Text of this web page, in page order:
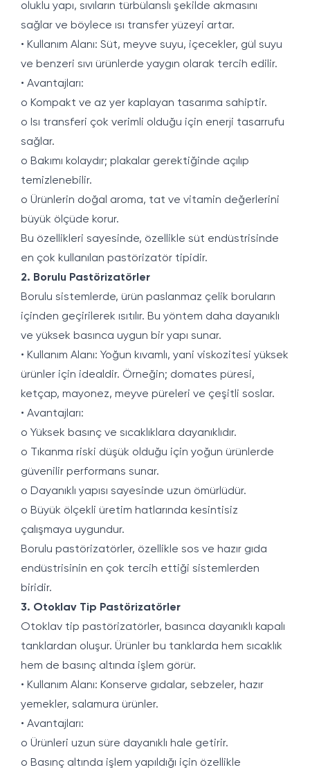
oluklu yapı, sıvıların türbülanslı şekilde akmasını
sağlar ve böylece ısı transfer yüzeyi artar.
• Kullanım Alanı: Süt, meyve suyu, içecekler, gül suyu
ve benzeri sıvı ürünlerde yaygın olarak tercih edilir.
• Avantajları:
o Kompakt ve az yer kaplayan tasarıma sahiptir.
o Isı transferi çok verimli olduğu için enerji tasarrufu
sağlar.
o Bakımı kolaydır; plakalar gerektiğinde açılıp
temizlenebilir.
o Ürünlerin doğal aroma, tat ve vitamin değerlerini
büyük ölçüde korur.
Bu özellikleri sayesinde, özellikle süt endüstrisinde
en çok kullanılan pastörizatör tipidir.
2. Borulu Pastörizatörler
Borulu sistemlerde, ürün paslanmaz çelik boruların
içinden geçirilerek ısıtılır. Bu yöntem daha dayanıklı
ve yüksek basınca uygun bir yapı sunar.
• Kullanım Alanı: Yoğun kıvamlı, yani viskozitesi yüksek
ürünler için idealdir. Örneğin; domates püresi,
ketçap, mayonez, meyve püreleri ve çeşitli soslar.
• Avantajları:
o Yüksek basınç ve sıcaklıklara dayanıklıdır.
o Tıkanma riski düşük olduğu için yoğun ürünlerde
güvenilir performans sunar.
o Dayanıklı yapısı sayesinde uzun ömürlüdür.
o Büyük ölçekli üretim hatlarında kesintisiz
çalışmaya uygundur.
Borulu pastörizatörler, özellikle sos ve hazır gıda
endüstrisinin en çok tercih ettiği sistemlerden
biridir.
3. Otoklav Tip Pastörizatörler
Otoklav tip pastörizatörler, basınca dayanıklı kapalı
tanklardan oluşur. Ürünler bu tanklarda hem sıcaklık
hem de basınç altında işlem görür.
• Kullanım Alanı: Konserve gıdalar, sebzeler, hazır
yemekler, salamura ürünler.
• Avantajları:
o Ürünleri uzun süre dayanıklı hale getirir.
o Basınç altında işlem yapıldığı için özellikle